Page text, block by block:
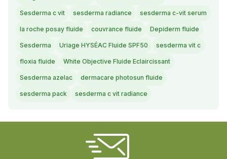
Sesderma c vit sesderma radiance sesderma c-vit serum
la roche posay fluide couvrance fluide Depiderm fluide
Sesderma Uriage HYSÉAC Fluide SPF50 sesderma vit c
floxia fluide White Objective Fluide Eclaircissant
Sesderma azelac dermacare photosun fluide
sesderma pack sesderma c vit radiance